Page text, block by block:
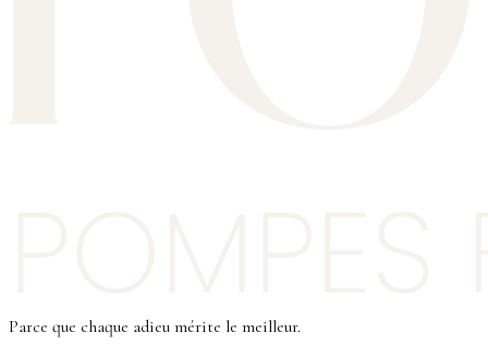
Parce que chaque adieu mérite le meilleur.